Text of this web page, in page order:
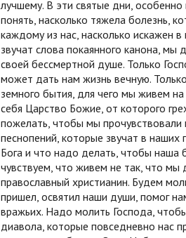
лучшему. В эти святые дни,
понять, насколько тяжела болезнь,
каждому из нас, насколько искажен
звучат слова покаянного канона,
своей бессмертной душе. Только
может дать нам жизнь вечную.
земного бытия, для чего мы живем
себя Царство Божие, от которого
пожелать, чтобы мы прочувствовали
песнопений, которые звучат в
Бога и что надо делать, чтобы наша
чувствуем, что живем не так, что
православный христианин. Будем
пришел, освятил наши души, помог
вражьих. Надо молить Господа,
диавола, которые повседневно нас